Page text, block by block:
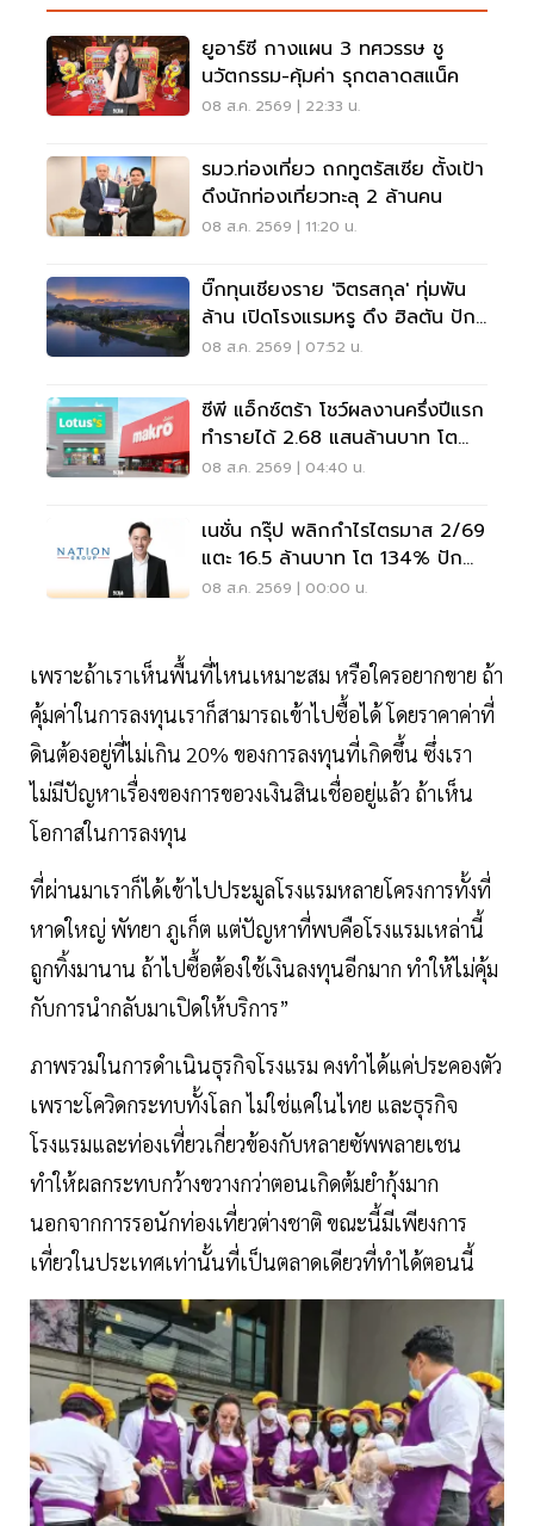
ยูอาร์ซี กางแผน 3 ทศวรรษ ชู
นวัตกรรม-คุ้มค่า รุกตลาดสแน็ค
08 ส.ค. 2569 | 22:33 น.
รมว.ท่องเที่ยว ถกทูตรัสเซีย ตั้งเป้า
ดึงนักท่องเที่ยวทะลุ 2 ล้านคน
08 ส.ค. 2569 | 11:20 น.
บิ๊กทุนเชียงราย 'จิตรสกุล' ทุ่มพัน
ล้าน เปิดโรงแรมหรู ดึง ฮิลตัน ปัก
หมุดแบรนด์ใหม่
08 ส.ค. 2569 | 07:52 น.
ซีพี แอ็กซ์ตร้า โชว์ผลงานครึ่งปีแรก
ทำรายได้ 2.68 แสนล้านบาท โต
3.6%
08 ส.ค. 2569 | 04:40 น.
เนชั่น กรุ๊ป พลิกกำไรไตรมาส 2/69
แตะ 16.5 ล้านบาท โต 134% ปัก
หมุดสู่ ‘มีเดียเทค’
08 ส.ค. 2569 | 00:00 น.
เพราะถ้าเราเห็นพื้นที่ไหนเหมาะสม หรือใครอยากขาย ถ้า
คุ้มค่าในการลงทุนเราก็สามารถเข้าไปซื้อได้ โดยราคาค่าที่
ดินต้องอยู่ที่ไม่เกิน 20% ของการลงทุนที่เกิดขึ้น ซึ่งเรา
ไม่มีปัญหาเรื่องของการขอวงเงินสินเชื่ออยู่แล้ว ถ้าเห็น
โอกาสในการลงทุน
ที่ผ่านมาเราก็ได้เข้าไปประมูลโรงแรมหลายโครงการทั้งที่
หาดใหญ่ พัทยา ภูเก็ต แต่ปัญหาที่พบคือโรงแรมเหล่านี้
ถูกทิ้งมานาน ถ้าไปซื้อต้องใช้เงินลงทุนอีกมาก ทำให้ไม่คุ้ม
กับการนำกลับมาเปิดให้บริการ”
ภาพรวมในการดำเนินธุรกิจโรงแรม คงทำได้แค่ประคองตัว
เพราะโควิดกระทบทั้งโลก ไม่ใช่แค่ในไทย และธุรกิจ
โรงแรมและท่องเที่ยวเกี่ยวข้องกับหลายซัพพลายเชน
ทำให้ผลกระทบกว้างขวางกว่าตอนเกิดต้มยำกุ้งมาก
นอกจากการรอนักท่องเที่ยวต่างชาติ ขณะนี้มีเพียงการ
เที่ยวในประเทศเท่านั้นที่เป็นตลาดเดียวที่ทำได้ตอนนี้